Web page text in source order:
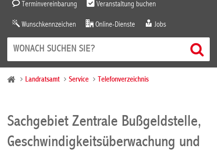
Terminvereinbarung Veranstaltung buchen
Wunschkennzeichen Online-Dienste Jobs
Landratsamt Service Telefonverzeichnis
Sachgebiet Zentrale Bußgeldstelle,
Geschwindigkeitsüberwachung und